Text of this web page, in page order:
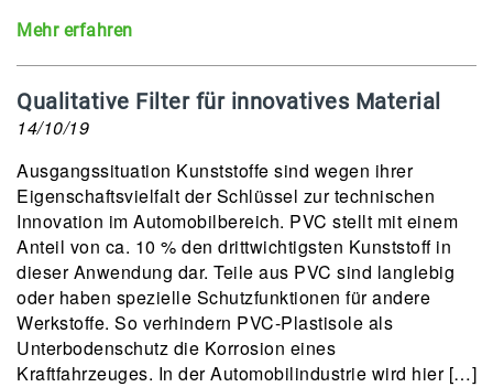
Mehr erfahren
Qualitative Filter für innovatives Material
14/10/19
Ausgangssituation Kunststoffe sind wegen ihrer
Eigenschaftsvielfalt der Schlüssel zur technischen
Innovation im Automobilbereich. PVC stellt mit einem
Anteil von ca. 10 % den drittwichtigsten Kunststoff in
dieser Anwendung dar. Teile aus PVC sind langlebig
oder haben spezielle Schutzfunktionen für andere
Werkstoffe. So verhindern PVC-Plastisole als
Unterbodenschutz die Korrosion eines
Kraftfahrzeuges. In der Automobilindustrie wird hier […]